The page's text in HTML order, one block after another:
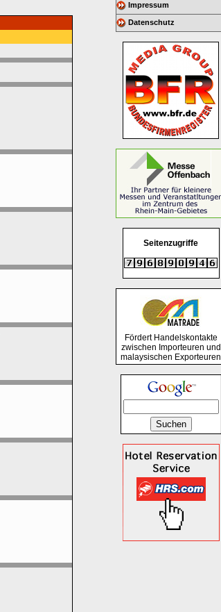
Impressum
Datenschutz
Seitenzugriffe
Fördert Handelskontakte
zwischen Importeuren und
malaysischen Exporteuren